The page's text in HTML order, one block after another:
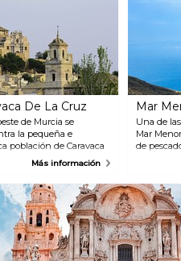
De La Cruz
de Murcia se
la pequeña e
población de Caravaca
En los siglos XVI y
de una vasto territorio,
por la Orden del
y la Orden de Santiago.
y la iglesia
Salvador son las
atracciones del
Más información
Mar
Una de
Mar
de